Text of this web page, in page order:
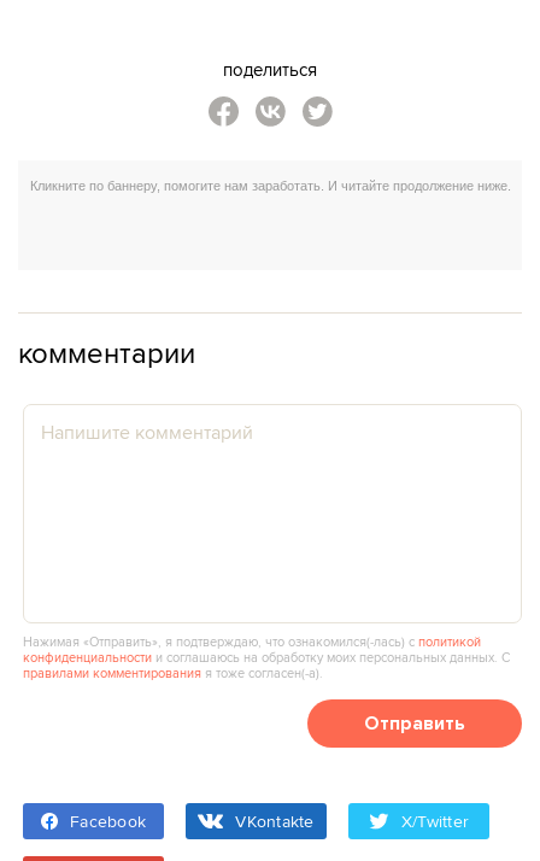
поделиться
комментарии
Нажимая «Отправить», я подтверждаю, что ознакомился(‑лась) сполитикой
конфиденциальности и соглашаюсь на обработку моих персональных данных. С
правилами комментирования я тоже согласен(‑а).
Отправить
Facebook VKontakte X/Twitter